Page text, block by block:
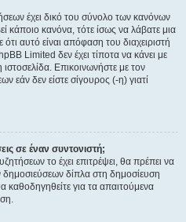
έχει δικό του σύνολο των κανόνων
κάποιο κανόνα, τότε ίσως να λάβατε μια
αυτό είναι απόφαση του διαχειριστή
Limited δεν έχει τίποτα να κάνει με
ιστοσελίδα. Επικοινωνήστε με τον
εάν δεν είστε σίγουρος (-η) γιατί
σε έναν συντονιστή;
το έχει επιτρέψει, θα πρέπει να
δημοσιεύσεων δίπλα στη δημοσίευση
καθοδηγηθείτε για τα απαιτούμενα